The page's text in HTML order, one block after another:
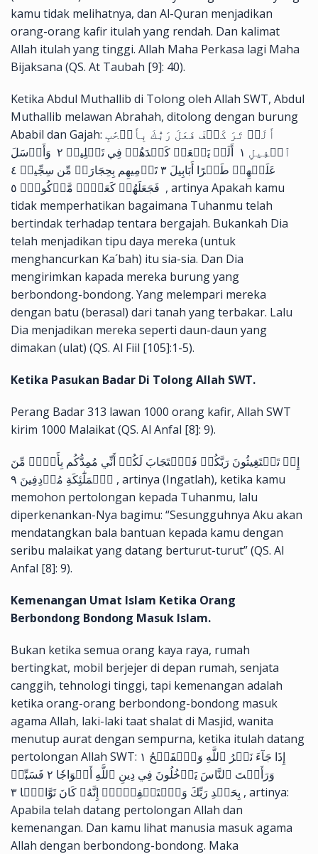
kamu tidak melihatnya, dan Al-Quran menjadikan
orang-orang kafir itulah yang rendah. Dan kalimat
Allah itulah yang tinggi. Allah Maha Perkasa lagi Maha
Bijaksana (QS. At Taubah [9]: 40).
Ketika Abdul Muthallib di Tolong oleh Allah SWT, Abdul
Muthallib melawan Abrahah, ditolong dengan burung
Ababil dan Gajah: أَلَمۡ تَرَ كَيۡفَ فَعَلَ رَبُّكَ بِأَصۡحَٰبِ
ٱلۡفِيلِ ١ أَلَمۡ يَجۡعَلۡ كَيۡدَهُمۡ فِي تَضۡلِيلٖ ٢ وَأَرۡسَلَ
عَلَيۡهِمۡ طَيۡرًا أَبَابِيلَ ٣ تَرۡمِيهِم بِحِجَارَةٖ مِّن سِجِّيلٖ ٤
فَجَعَلَهُمۡ كَعَصۡفٖ مَّأۡكُولِۢ ٥ , artinya Apakah kamu
tidak memperhatikan bagaimana Tuhanmu telah
bertindak terhadap tentara bergajah. Bukankah Dia
telah menjadikan tipu daya mereka (untuk
menghancurkan Ka´bah) itu sia-sia. Dan Dia
mengirimkan kapada mereka burung yang
berbondong-bondong. Yang melempari mereka
dengan batu (berasal) dari tanah yang terbakar. Lalu
Dia menjadikan mereka seperti daun-daun yang
dimakan (ulat) (QS. Al Fiil [105]:1-5).
Ketika Pasukan Badar Di Tolong Allah SWT.
Perang Badar 313 lawan 1000 orang kafir, Allah SWT
kirim 1000 Malaikat (QS. Al Anfal [8]: 9).
إِذۡ تَسۡتَغِيثُونَ رَبَّكُمۡ فَٱسۡتَجَابَ لَكُمۡ أَنِّي مُمِدُّكُم بِأَلۡفٖ مِّنَ
ٱلۡمَلَٰٓئِكَةِ مُرۡدِفِينَ ٩ , artinya (Ingatlah), ketika kamu
memohon pertolongan kepada Tuhanmu, lalu
diperkenankan-Nya bagimu: “Sesungguhnya Aku akan
mendatangkan bala bantuan kepada kamu dengan
seribu malaikat yang datang berturut-turut” (QS. Al
Anfal [8]: 9).
Kemenangan Umat Islam Ketika Orang
Berbondong Bondong Masuk Islam.
Bukan ketika semua orang kaya raya, rumah
bertingkat, mobil berjejer di depan rumah, senjata
canggih, tehnologi tinggi, tapi kemenangan adalah
ketika orang-orang berbondong-bondong masuk
agama Allah, laki-laki taat shalat di Masjid, wanita
menutup aurat dengan sempurna, ketika itulah datang
pertolongan Allah SWT: إِذَا جَآءَ نَصۡرُ ٱللَّهِ وَٱلۡفَتۡحُ ١
وَرَأَيۡتَ ٱلنَّاسَ يَدۡخُلُونَ فِي دِينِ ٱللَّهِ أَفۡوَاجٗا ٢ فَسَبِّحۡ
بِحَمۡدِ رَبِّكَ وَٱسۡتَغۡفِرۡهُۚ إِنَّهُۥ كَانَ تَوَّابَۢا ٣ , artinya:
Apabila telah datang pertolongan Allah dan
kemenangan. Dan kamu lihat manusia masuk agama
Allah dengan berbondong-bondong. Maka